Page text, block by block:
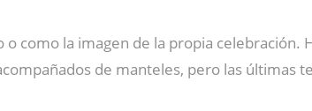
como la imagen de la propia celebración.
de manteles, pero las últimas